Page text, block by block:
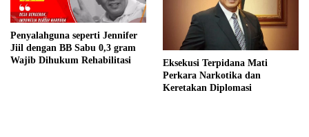
Penyalahguna seperti Jennifer
Jiil dengan BB Sabu 0,3 gram
Wajib Dihukum Rehabilitasi
Eksekusi Terpidana Mati
Perkara Narkotika dan
Keretakan Diplomasi